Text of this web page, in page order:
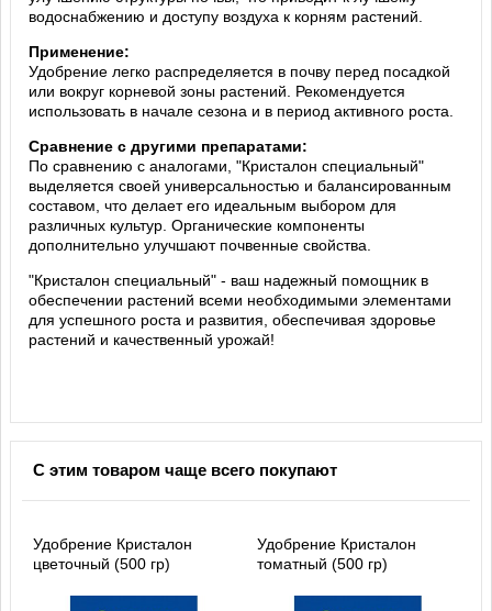
водоснабжению и доступу воздуха к корням растений.
Применение:
Удобрение легко распределяется в почву перед посадкой
или вокруг корневой зоны растений. Рекомендуется
использовать в начале сезона и в период активного роста.
Сравнение с другими препаратами:
По сравнению с аналогами, "Кристалон специальный"
выделяется своей универсальностью и балансированным
составом, что делает его идеальным выбором для
различных культур. Органические компоненты
дополнительно улучшают почвенные свойства.
"Кристалон специальный" - ваш надежный помощник в
обеспечении растений всеми необходимыми элементами
для успешного роста и развития, обеспечивая здоровье
растений и качественный урожай!
С этим товаром чаще всего покупают
Удобрение Кристалон
цветочный (500 гр)
Удобрение Кристалон
томатный (500 гр)